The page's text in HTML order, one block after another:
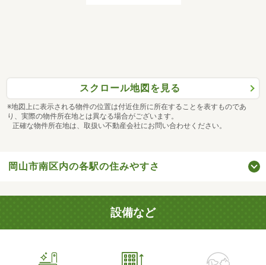
スクロール地図を見る
※地図上に表示される物件の位置は付近住所に所在することを表すものであ
り、実際の物件所在地とは異なる場合がございます。
正確な物件所在地は、取扱い不動産会社にお問い合わせください。
岡山市南区内の各駅の住みやすさ
設備など